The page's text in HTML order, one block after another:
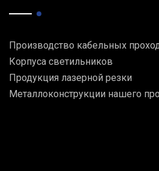
Производство кабельных
Корпуса светильников
Продукция лазерной резки
Металлоконструкции нашего